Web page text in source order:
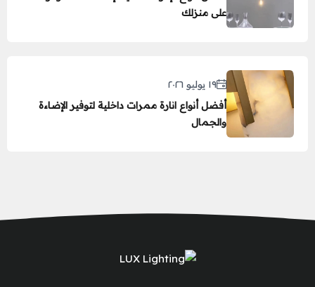
على منزلك
١٩ يوليو ٢٠٢٦
أفضل أنواع انارة ممرات داخلية لتوفير الإضاءة
والجمال